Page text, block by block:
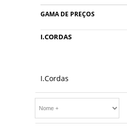
GAMA DE PREÇOS
I.CORDAS
I.Cordas